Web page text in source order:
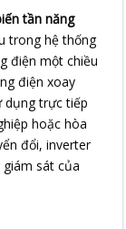
tần năng
trong hệ thống
điện một chiều
điện xoay
dụng trực tiếp
hoặc hòa
đổi, inverter
sát của